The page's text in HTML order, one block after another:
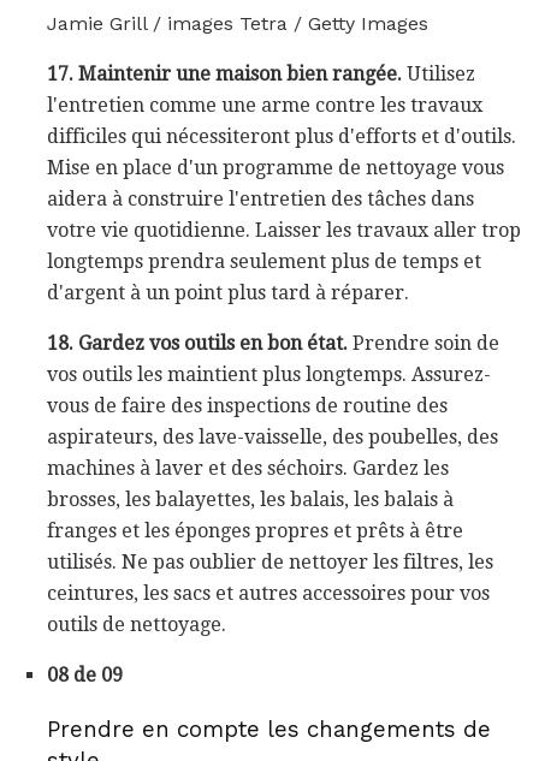
Jamie Grill / images Tetra / Getty Images
17. Maintenir une maison bien rangée. Utilisez
l'entretien comme une arme contre les travaux
difficiles qui nécessiteront plus d'efforts et d'outils.
Mise en place d'un programme de nettoyage vous
aidera à construire l'entretien des tâches dans
votre vie quotidienne. Laisser les travaux aller trop
longtemps prendra seulement plus de temps et
d'argent à un point plus tard à réparer.
18. Gardez vos outils en bon état. Prendre soin de
vos outils les maintient plus longtemps. Assurez-
vous de faire des inspections de routine des
aspirateurs, des lave-vaisselle, des poubelles, des
machines à laver et des séchoirs. Gardez les
brosses, les balayettes, les balais, les balais à
franges et les éponges propres et prêts à être
utilisés. Ne pas oublier de nettoyer les filtres, les
ceintures, les sacs et autres accessoires pour vos
outils de nettoyage.
08 de 09
Prendre en compte les changements de